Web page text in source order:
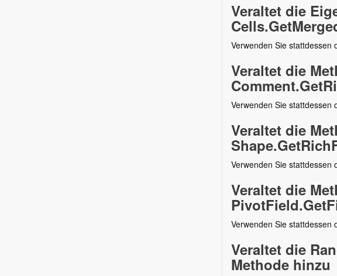
Veraltet die
Verwenden Sie stattdessen
Veraltet die
Verwenden Sie stattdessen
Veraltet die
Verwenden Sie stattdessen
Veraltet die
Verwenden Sie stattdessen
Veraltet die
Methode hinzu